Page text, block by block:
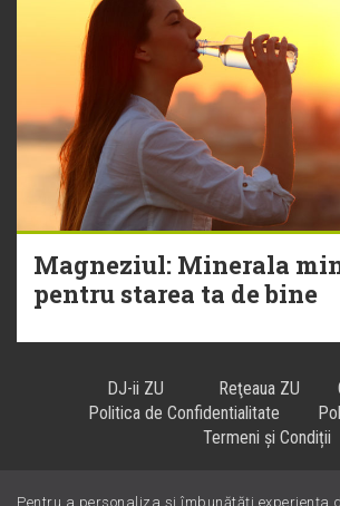
Magneziul: Minerala
pentru starea ta de bine
DJ-ii ZU Reţeaua ZU
Politica de Confidentialitate
Termeni și Condiții
Pentru a personaliza și îmbunătăți experiența